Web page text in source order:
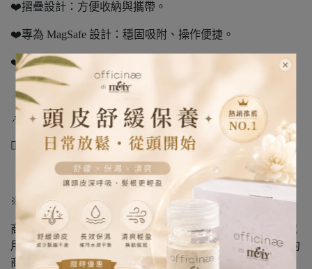
❤️摺疊設計：方便收納與攜帶。
❤️專為 MagSafe 設計：穩固吸附、操作便捷。
❤️簡約美觀：精緻造型，適合各種空間。
📌【注意事項】
👉🏻本產品應遠離火源
※退換貨須知：
商品到貨隔日享7天鑑賞(猶豫)期之權益【鑑賞(猶豫)期非試
用期】，辦理退貨商品必須是完好狀態且需以本公司或特約
商所使用的外包裝(紙箱或包裝袋)，妥善包裝後交付給前往